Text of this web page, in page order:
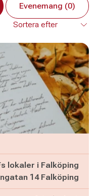
Evenemang (0)
lokaler i Falköping
14 Falköping